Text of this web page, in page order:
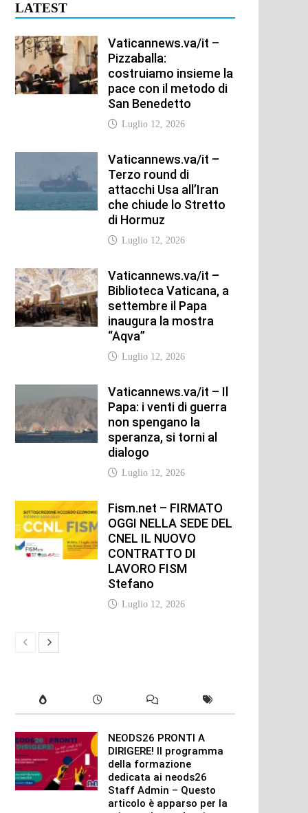
LATEST
Vaticannews.va/it –
Pizzaballa:
costruiamo insieme la
pace con il metodo di
San Benedetto
Luglio 12, 2026
Vaticannews.va/it –
Terzo round di
attacchi Usa all’Iran
che chiude lo Stretto
di Hormuz
Luglio 12, 2026
Vaticannews.va/it –
Biblioteca Vaticana, a
settembre il Papa
inaugura la mostra
“Aqva”
Luglio 12, 2026
Vaticannews.va/it – Il
Papa: i venti di guerra
non spengano la
speranza, si torni al
dialogo
Luglio 12, 2026
Fism.net – FIRMATO
OGGI NELLA SEDE DEL
CNEL IL NUOVO
CONTRATTO DI
LAVORO FISM
Stefano
Luglio 12, 2026
NEODS26 PRONTI A
DIRIGERE! Il programma
della formazione
dedicata ai neods26
Staff Admin – Questo
articolo è apparso per la